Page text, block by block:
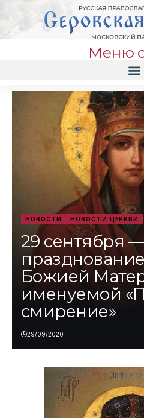
Меню
НОВОСТИ НОВОСТИ ЦЕРКВИ
29 сентября
Божией
именуемой
смирение»
29/09/2020